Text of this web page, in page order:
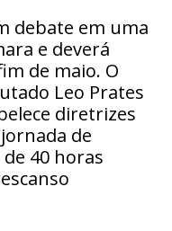
debate em uma
e deverá
de maio. O
Leo Prates
diretrizes
de
40 horas